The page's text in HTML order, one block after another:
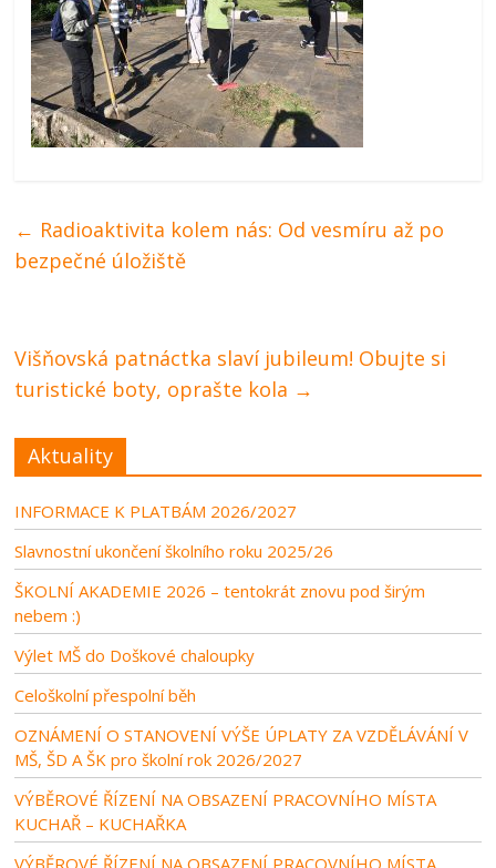
← Radioaktivita kolem nás: Od vesmíru až po
bezpečné úložiště
Višňovská patnáctka slaví jubileum! Obujte si
turistické boty, oprašte kola →
Aktuality
INFORMACE K PLATBÁM 2026/2027
Slavnostní ukončení školního roku 2025/26
ŠKOLNÍ AKADEMIE 2026 – tentokrát znovu pod širým
nebem :)
Výlet MŠ do Doškové chaloupky
Celoškolní přespolní běh
OZNÁMENÍ O STANOVENÍ VÝŠE ÚPLATY ZA VZDĚLÁVÁNÍ V
MŠ, ŠD A ŠK pro školní rok 2026/2027
VÝBĚROVÉ ŘÍZENÍ NA OBSAZENÍ PRACOVNÍHO MÍSTA
KUCHAŘ – KUCHAŘKA